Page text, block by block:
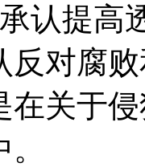
认提高
反对腐
在关于